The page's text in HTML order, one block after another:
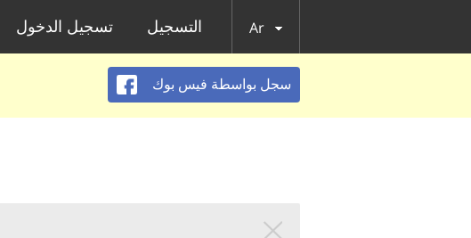
تسجيل الدخول التسجيل Ar
سجل بواسطة فيس بوك